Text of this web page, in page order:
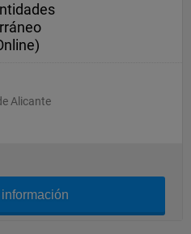
Alicante